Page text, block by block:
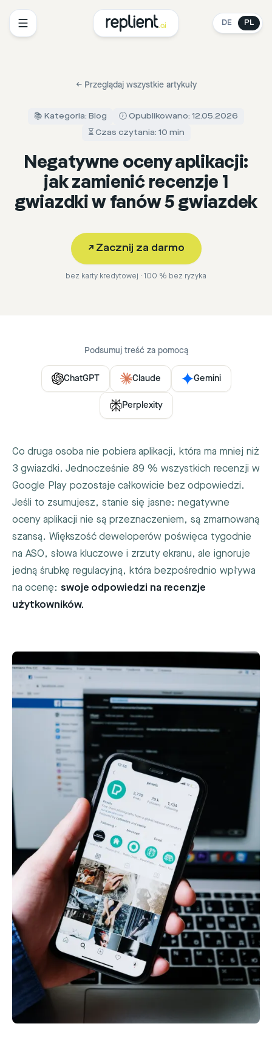
DE PL
← Przeglądaj wszystkie artykuły
📚 Kategoria: Blog
🕖 Opublikowano: 12.05.2026
⏳ Czas czytania: 10 min
Negatywne oceny aplikacji:
jak zamienić recenzje 1
gwiazdki w fanów 5 gwiazdek
↗ Zacznij za darmo
bez karty kredytowej · 100 % bez ryzyka
Podsumuj treść za pomocą
ChatGPT Claude Gemini
Perplexity
Co druga osoba nie pobiera aplikacji, która ma mniej niż
3 gwiazdki. Jednocześnie 89 % wszystkich recenzji w
Google Play pozostaje całkowicie bez odpowiedzi.
Jeśli to zsumujesz, stanie się jasne: negatywne
oceny aplikacji nie są przeznaczeniem, są zmarnowaną
szansą. Większość deweloperów poświęca tygodnie
na ASO, słowa kluczowe i zrzuty ekranu, ale ignoruje
jedną śrubkę regulacyjną, która bezpośrednio wpływa
na ocenę: swoje odpowiedzi na recenzje
użytkowników.